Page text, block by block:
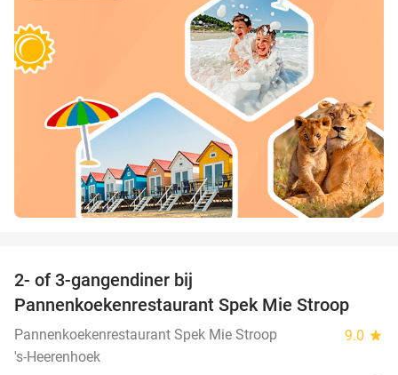
2- of 3-gangendiner bij
Pannenkoekenrestaurant Spek Mie Stroop
Pannenkoekenrestaurant Spek Mie Stroop 9.0 star
's-Heerenhoek